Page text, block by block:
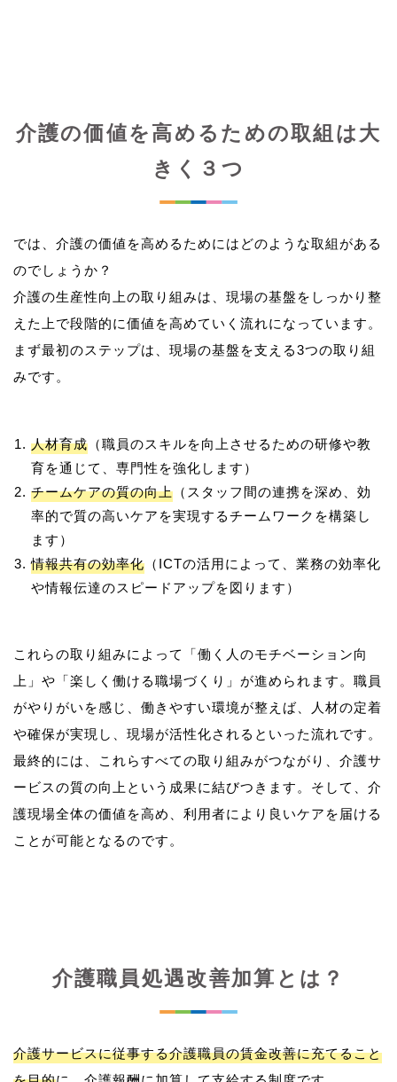
介護の価値を高めるための取組は大
きく３つ
では、介護の価値を高めるためにはどのような取組がある
のでしょうか？
介護の生産性向上の取り組みは、現場の基盤をしっかり整
えた上で段階的に価値を高めていく流れになっています。
まず最初のステップは、現場の基盤を支える3つの取り組
人材育成 （職員のスキルを向上させるための研修や教
育を通じて、専門性を強化します）
チームケアの質の向上 （スタッフ間の連携を深め、効
率的で質の高いケアを実現するチームワークを構築し
ます）
情報共有の効率化 （ICTの活用によって、業務の効率化
や情報伝達のスピードアップを図ります）
これらの取り組みによって「働く人のモチベーション向
上」や「楽しく働ける職場づくり」が進められます。職員
がやりがいを感じ、働きやすい環境が整えば、人材の定着
や確保が実現し、現場が活性化されるといった流れです。
最終的には、これらすべての取り組みがつながり、介護サ
ービスの質の向上という成果に結びつきます。そして、介
護現場全体の価値を高め、利用者により良いケアを届ける
介護職員処遇改善加算とは？
介護サービスに従事する介護職員の賃金改善に充てること